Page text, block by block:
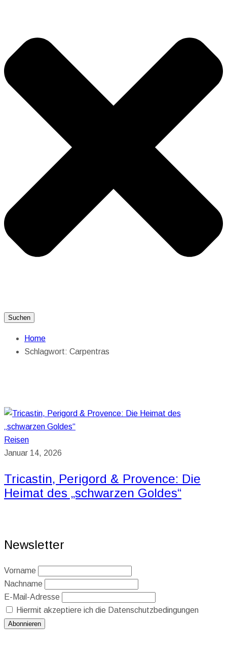
Suchen
Home
Schlagwort: Carpentras
Reisen
Januar 14, 2026
Tricastin, Perigord & Provence: Die
Heimat des „schwarzen Goldes“
Newsletter
Vorname
Nachname
E-Mail-Adresse
Hiermit akzeptiere ich die Datenschutzbedingungen